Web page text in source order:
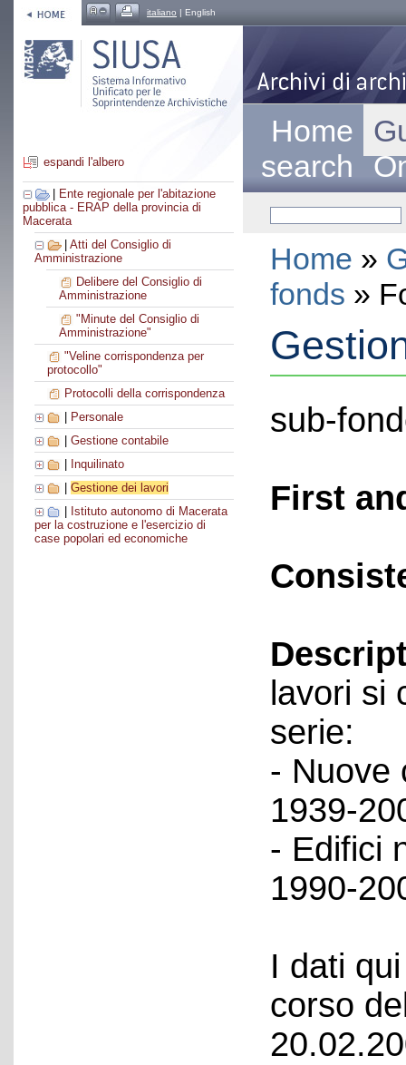
italiano | English
espandi l'albero
Ente regionale per l'abitazione
pubblica - ERAP della provincia di
Macerata
Atti del Consiglio di
Amministrazione
Delibere del Consiglio di
Amministrazione
"Minute del Consiglio di
Amministrazione"
"Veline corrispondenza per
protocollo"
Protocolli della corrispondenza
Personale
Gestione contabile
Inquilinato
Gestione dei lavori
Istituto autonomo di Macerata
per la costruzione e l'esercizio di
case popolari ed economiche
Home
search
Home »
fonds »
sub-
First
lavori si
serie:
- Nuove
1939-
- Edifici
1990-
I dati
corso